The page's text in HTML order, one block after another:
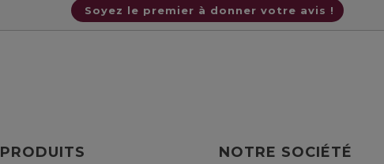
Soyez le premier à donner votre avis !
PRODUITS NOTRE SOCIÉTÉ